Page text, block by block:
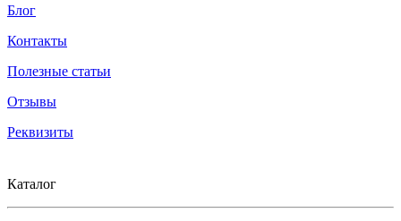
Блог
Контакты
Полезные статьи
Отзывы
Реквизиты
Каталог